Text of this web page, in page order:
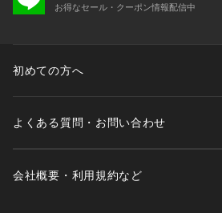
お得なセール・クーポン情報配信中
初めての方へ
よくある質問・お問い合わせ
会社概要・利用規約など